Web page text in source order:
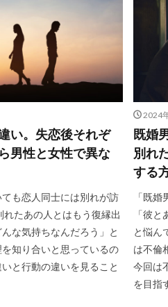
い。失恋後それぞ
男性と女性で異な
も恋人同士には別れが訪
たあの人とはもう復縁出
な気持ちなんだろう」と
知り合いと思っているの
と行動の違いを見ること
2024
既婚
別れ
する
「既
「彼
と悩ん
は不倫
今回は
を目指